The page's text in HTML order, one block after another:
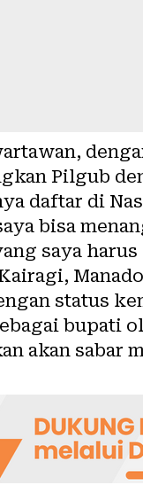
Pilgub
daftar di
bisa
saya
status
bupati
akan sabar